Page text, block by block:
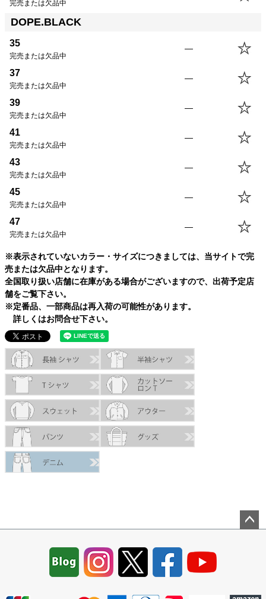
完売または欠品中
DOPE.BLACK
35
完売または欠品中
—
37
完売または欠品中
—
39
完売または欠品中
—
41
完売または欠品中
—
43
完売または欠品中
—
45
完売または欠品中
—
47
完売または欠品中
—
※表示されていないカラー・サイズにつきましては、当サイトで完
売または欠品中となります。
全国取り扱い店舗に在庫がある場合がございますので、出荷予定店
舗をご覧下さい。
※定番品、一部商品は再入荷の可能性があります。
詳しくはお問合せ下さい。